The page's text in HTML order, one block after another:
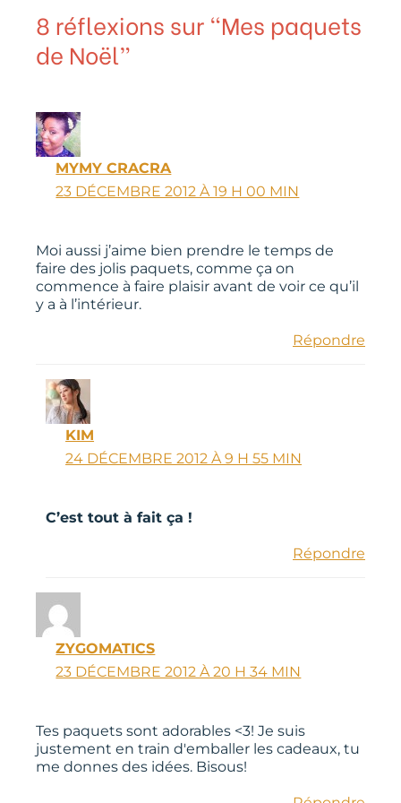
8 réflexions sur “Mes paquets
de Noël”
MYMY CRACRA
23 DÉCEMBRE 2012 À 19 H 00 MIN
Moi aussi j’aime bien prendre le temps de
faire des jolis paquets, comme ça on
commence à faire plaisir avant de voir ce qu’il
y a à l’intérieur.
Répondre
KIM
24 DÉCEMBRE 2012 À 9 H 55 MIN
C’est tout à fait ça !
Répondre
ZYGOMATICS
23 DÉCEMBRE 2012 À 20 H 34 MIN
Tes paquets sont adorables <3! Je suis
justement en train d'emballer les cadeaux, tu
me donnes des idées. Bisous!